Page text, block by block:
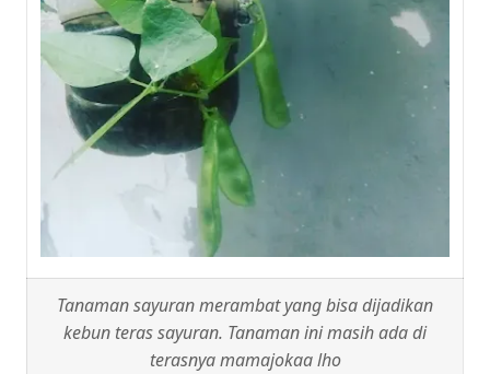
Tanaman sayuran merambat yang bisa dijadikan
kebun teras sayuran. Tanaman ini masih ada di
terasnya mamajokaa lho